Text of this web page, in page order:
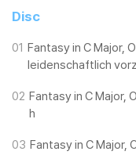
Disc
01 Fantasy in C Major,
leidenschaftlich
02 Fantasy in C Major,
h
03 Fantasy in C Major,